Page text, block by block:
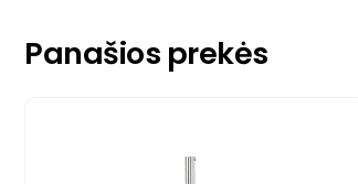
Panašios prekės